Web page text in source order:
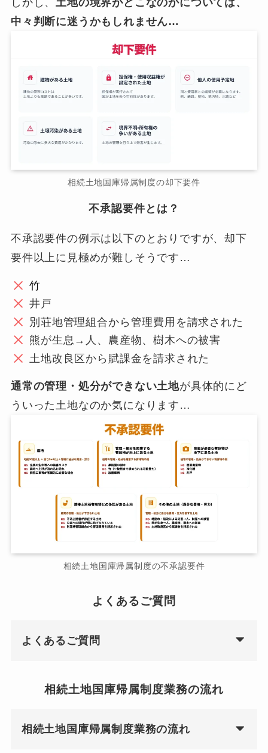
しかし、土地の境界がどこなのかについては、
中々判断に迷うかもしれません…
相続土地国庫帰属制度の却下要件
不承認要件とは？
不承認要件の例示は以下のとおりですが、却下
要件以上に見極めが難しそうです…
竹
井戸
別荘地管理組合から管理費用を請求された
熊が生息→人、農産物、樹木への被害
土地改良区から賦課金を請求された
通常の管理・処分ができない土地が具体的にど
ういった土地なのか気になります…
相続土地国庫帰属制度の不承認要件
よくあるご質問
よくあるご質問
相続土地国庫帰属制度業務の流れ
相続土地国庫帰属制度業務の流れ